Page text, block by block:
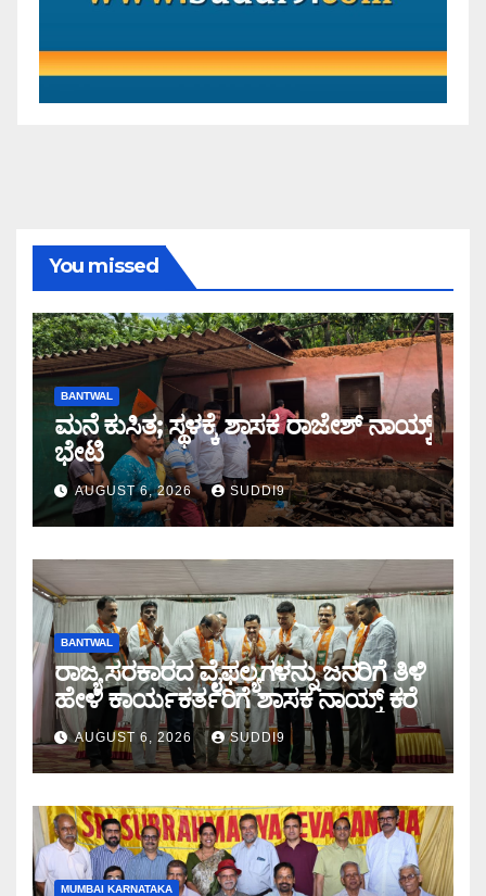
You missed
BANTWAL
ಮನೆ ಕುಸಿತ; ಸ್ಥಳಕ್ಕೆ‌ ಶಾಸಕ ರಾಜೇಶ್ ನಾಯ್ಕ್
ಭೇಟಿ
AUGUST 6, 2026 SUDDI9
BANTWAL
ರಾಜ್ಯ ಸರಕಾರದ ವೈಫಲ್ಯಗಳನ್ನು ಜನರಿಗೆ ತಿಳಿ
ಹೇಳಿ ಕಾರ್ಯಕರ್ತರಿಗೆ ಶಾಸಕ ನಾಯ್ಕ್ ಕರೆ
AUGUST 6, 2026 SUDDI9
MUMBAI KARNATAKA